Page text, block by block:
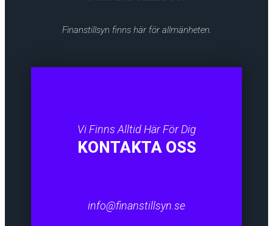
Finanstillsyn finns här för allmänheten.
Vi Finns Alltid Här För Dig
KONTAKTA OSS
info@finanstillsyn.se